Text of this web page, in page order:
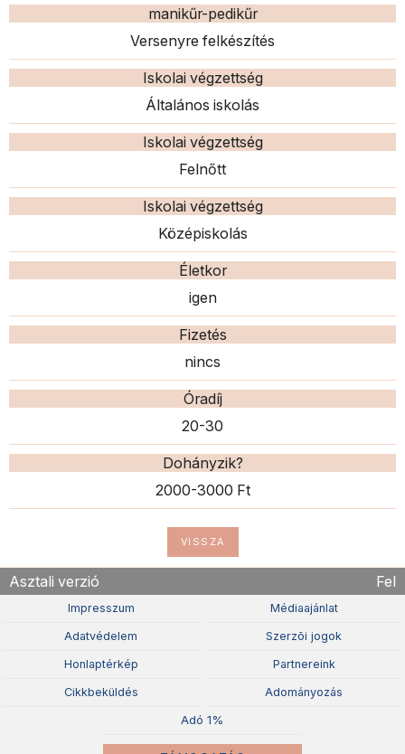
manikűr-pedikűr
Versenyre felkészítés
Iskolai végzettség
Általános iskolás
Iskolai végzettség
Felnőtt
Iskolai végzettség
Középiskolás
Életkor
igen
Fizetés
nincs
Óradíj
20-30
Dohányzik?
2000-3000 Ft
VISSZA
Asztali verzió Fel
Impresszum Médiaajánlat
Adatvédelem Szerzõi jogok
Honlaptérkép Partnereink
Cikkbeküldés Adományozás
Adó 1%